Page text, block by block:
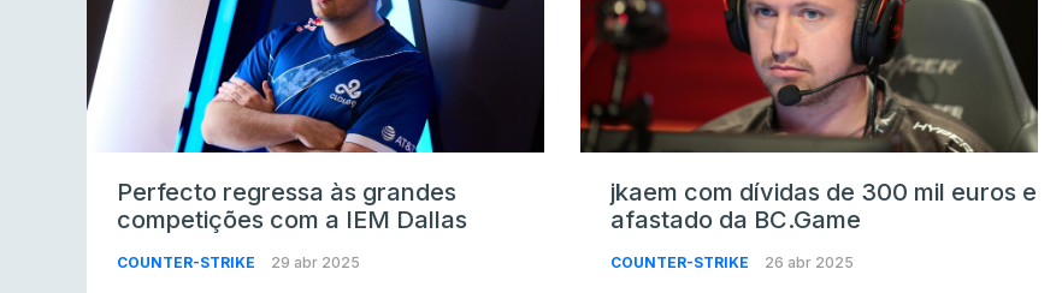
Perfecto regressa às grandes
competições com a IEM Dallas
COUNTER-STRIKE 29 abr 2025
jkaem com dívidas de 300 mil euros e
afastado da BC.Game
COUNTER-STRIKE 26 abr 2025